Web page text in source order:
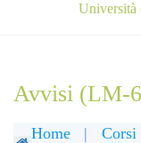
Università
Avvisi (LM-
Home |